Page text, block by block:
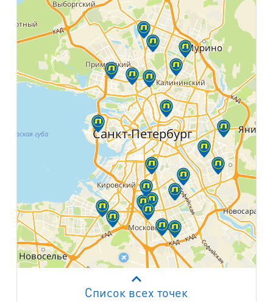
Работает на API 2ГИС
Лицензионное соглашение
Список всех точек